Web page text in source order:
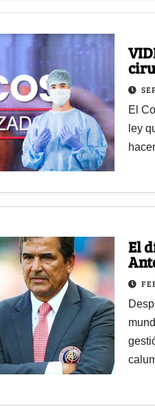
El
ley
El